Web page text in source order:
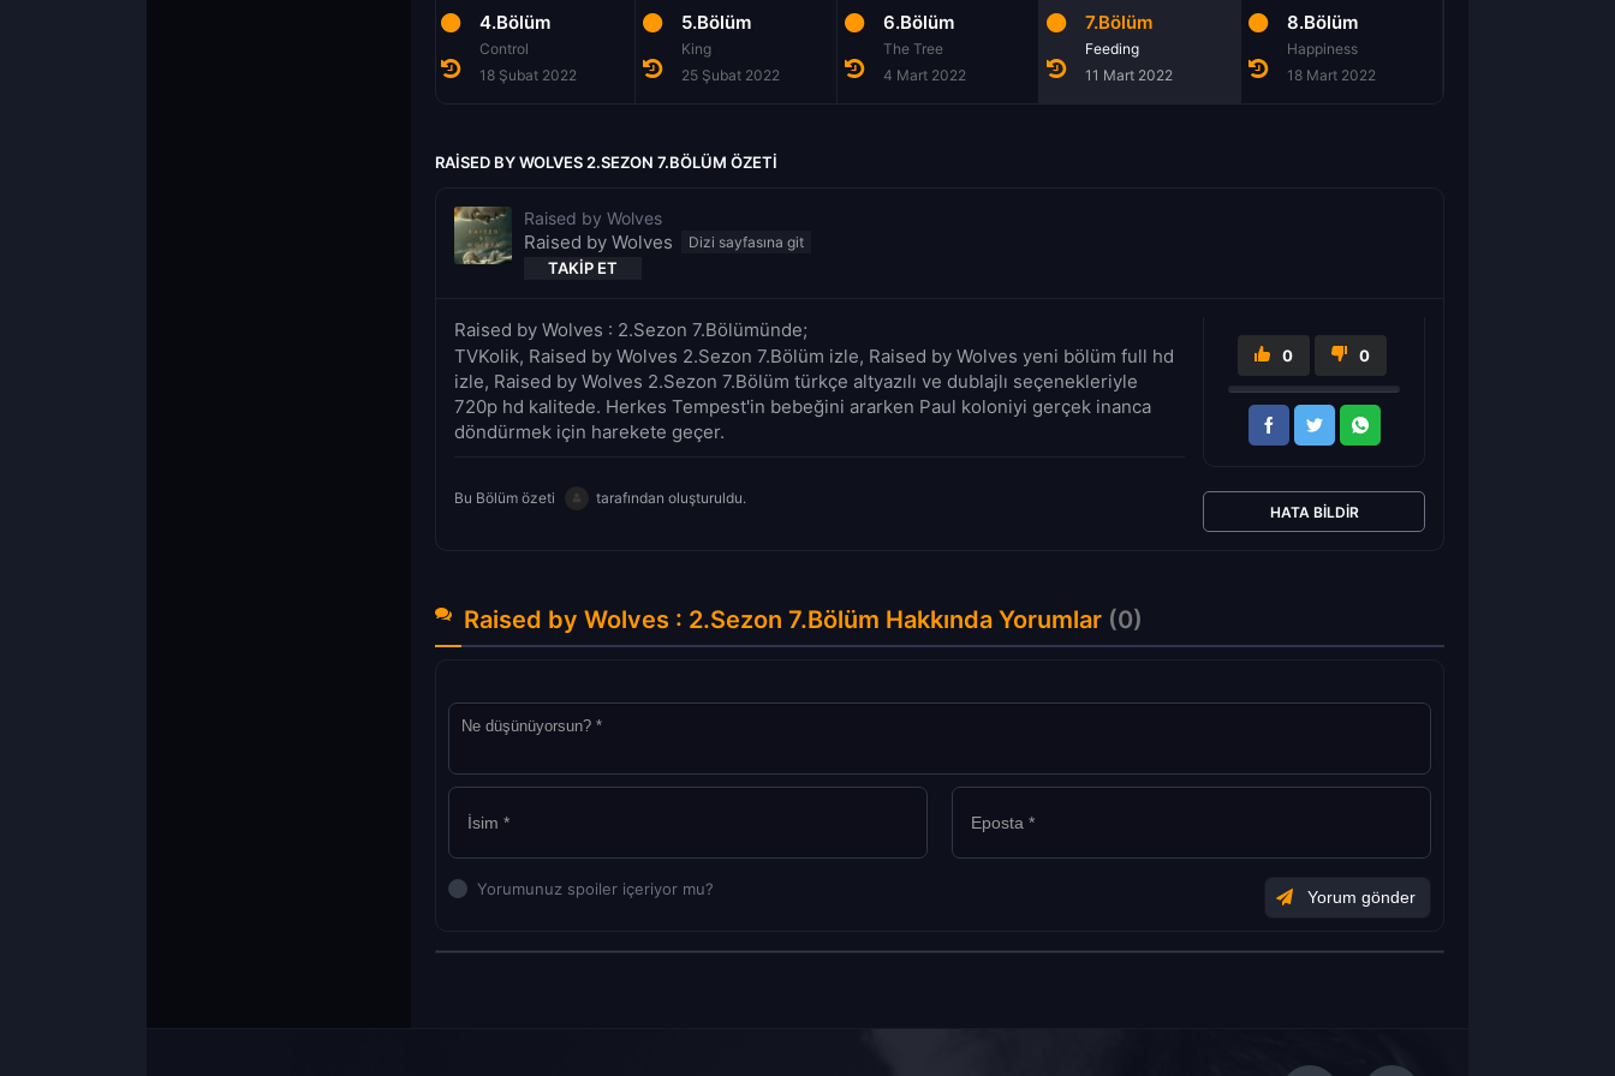
4.Bölüm
Control
18 Şubat 2022
5.Bölüm
King
25 Şubat 2022
6.Bölüm
The Tree
4 Mart 2022
7.Bölüm
Feeding
11 Mart 2022
8.Bölüm
Happiness
18 Mart 2022
RAISED BY WOLVES 2.SEZON 7.BÖLÜM ÖZETI
Raised by Wolves
Raised by Wolves
TAKIP ET
Raised by Wolves : 2.Sezon 7.Bölümünde;
TVKolik, Raised by Wolves 2.Sezon 7.Bölüm izle, Raised by Wolves yeni bölüm full hd
izle, Raised by Wolves 2.Sezon 7.Bölüm türkçe altyazılı ve dublajlı seçenekleriyle
720p hd kalitede. Herkes Tempest'in bebeğini ararken Paul koloniyi gerçek inanca
döndürmek için harekete geçer.
Bu Bölüm özeti tarafından oluşturuldu.
0 0
HATA BILDIR
Raised by Wolves : 2.Sezon 7.Bölüm Hakkında Yorumlar (0)
Yorumunuz spoiler içeriyor mu?